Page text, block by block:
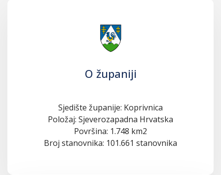
O županiji
Sjedište županije: Koprivnica
Položaj: Sjeverozapadna Hrvatska
Površina: 1.748 km2
Broj stanovnika: 101.661 stanovnika